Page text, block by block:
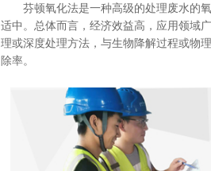
芬顿氧化法是一种高级的处理废水的氧
适中。总体而言，经济效益高，应用领域
理或深度处理方法，与生物降解过程或物
除率。